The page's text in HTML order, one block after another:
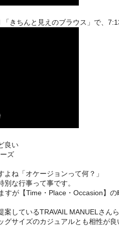
きちんと見えのブラウス」で、
良い
ズ
ね「オケージョンって何？」
な行事って事です。
すが【Time・Place・Occasion】
案しているTRAVAIL MANUELさん
サイズのカジュアルとも相性が良